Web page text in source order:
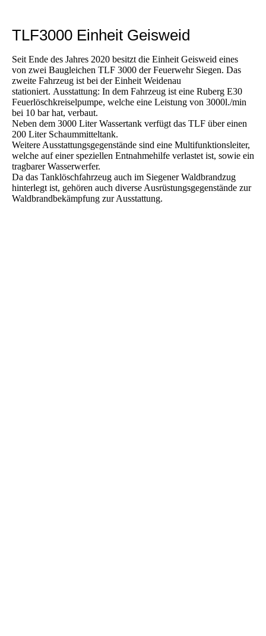
TLF3000 Einheit Geisweid
Seit Ende des Jahres 2020 besitzt die Einheit Geisweid eines
von zwei Baugleichen TLF 3000 der Feuerwehr Siegen. Das
zweite Fahrzeug ist bei der Einheit Weidenau
stationiert. Ausstattung: In dem Fahrzeug ist eine Ruberg E30
Feuerlöschkreiselpumpe, welche eine Leistung von 3000l./min
bei 10 bar hat, verbaut.
Neben dem 3000 Liter Wassertank verfügt das TLF über einen
200 Liter Schaummitteltank.
Weitere Ausstattungsgegenstände sind eine Multifunktionsleiter,
welche auf einer speziellen Entnahmehilfe verlastet ist, sowie ein
tragbarer Wasserwerfer.
Da das Tanklöschfahrzeug auch im Siegener Waldbrandzug
hinterlegt ist, gehören auch diverse Ausrüstungsgegenstände zur
Waldbrandbekämpfung zur Ausstattung.